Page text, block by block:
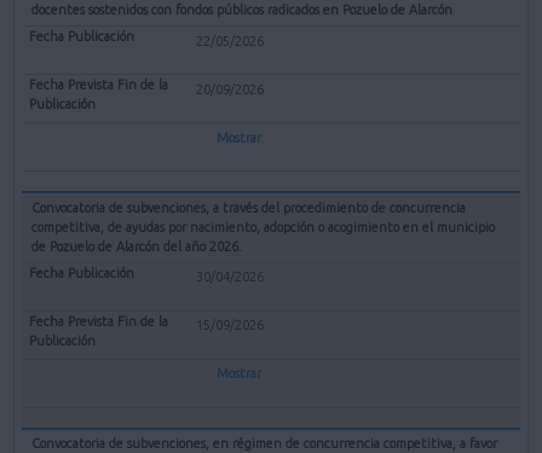
docentes sostenidos con fondos públicos radicados en Pozuelo de Alarcón
22/05/2026
20/09/2026
Mostrar
Convocatoria de subvenciones, a través del procedimiento de concurrencia
competitiva, de ayudas por nacimiento, adopción o acogimiento en el municipio
de Pozuelo de Alarcón del año 2026.
30/04/2026
15/09/2026
Mostrar
Convocatoria de subvenciones, en régimen de concurrencia competitiva, a favor